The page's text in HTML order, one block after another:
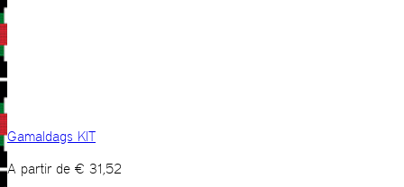
Gamaldags KIT
A partir de € 31,52